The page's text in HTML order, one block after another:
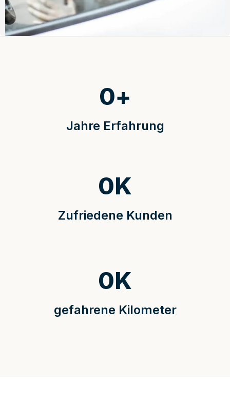
Jahre Erfahrung
0+
Zufriedene Kunden
0K
gefahrene Kilometer
0K